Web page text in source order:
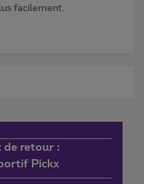
facilement.
de retour :
Pickx